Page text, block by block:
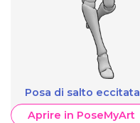
Posa di salto eccitata
Aprire in PoseMyArt